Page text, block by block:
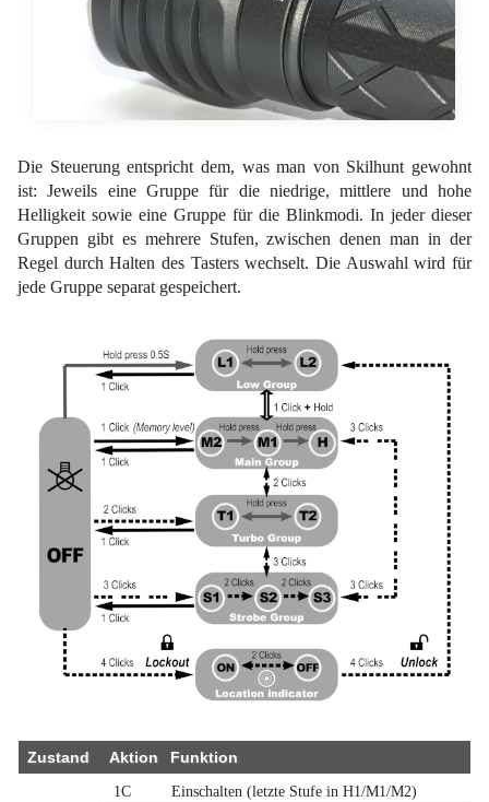
Die Steuerung entspricht dem, was man von Skilhunt gewohnt
ist: Jeweils eine Gruppe für die niedrige, mittlere und hohe
Helligkeit sowie eine Gruppe für die Blinkmodi. In jeder dieser
Gruppen gibt es mehrere Stufen, zwischen denen man in der
Regel durch Halten des Tasters wechselt. Die Auswahl wird für
jede Gruppe separat gespeichert.
Zustand Aktion Funktion
1C
Einschalten (letzte Stufe in H1/M1/M2)